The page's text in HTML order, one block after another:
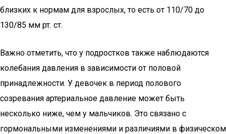
близких к нормам для взрослых, то есть от 110/70 до
130/85 мм рт. ст.
Важно отметить, что у подростков также наблюдаются
колебания давления в зависимости от половой
принадлежности. У девочек в период полового
созревания артериальное давление может быть
несколько ниже, чем у мальчиков. Это связано с
гормональными изменениями и различиями в физическом